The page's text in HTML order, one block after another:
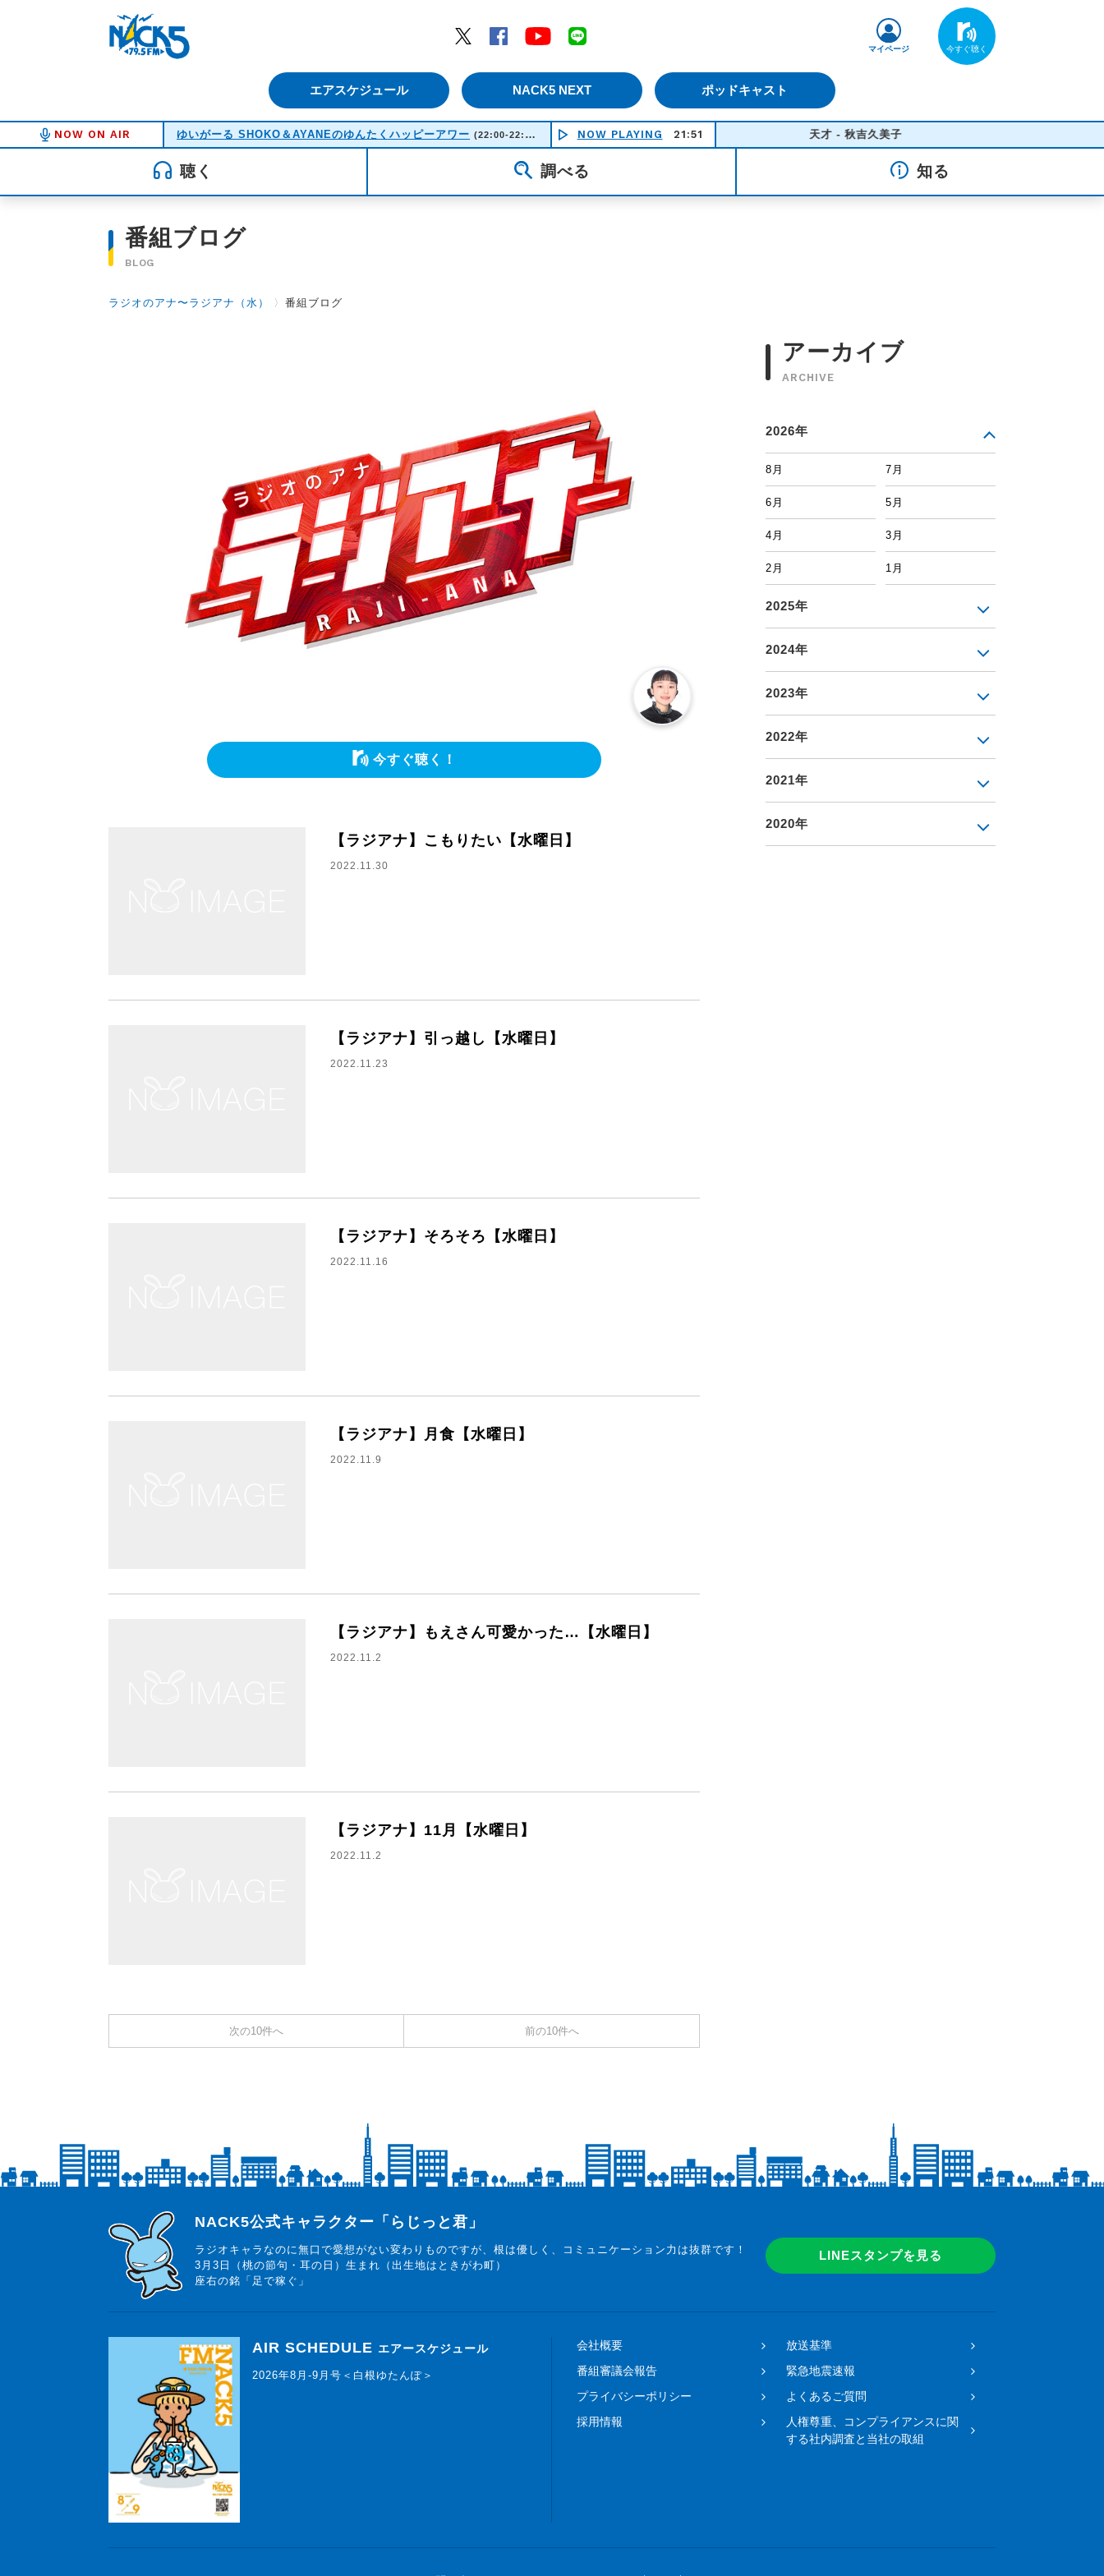
Twitter
Facebook YouTube
エアスケジュール NACK5 NEXT ポッドキャスト
マイページ
NOW ON AIR ゆいがーる SHOKO＆AYANEのゆんたくハッピーアワー (22:00-22:30) NOW PLAYING 21:51 天才 - 秋吉久美子
聴く 調べる 知る
番組ブログ
BLOG
ラジオのアナ〜ラジアナ（水） 〉 番組ブログ
今すぐ聴く！
【ラジアナ】こもりたい【水曜日】
2022.11.30
【ラジアナ】引っ越し【水曜日】
2022.11.23
【ラジアナ】そろそろ【水曜日】
2022.11.16
【ラジアナ】月食【水曜日】
2022.11.9
【ラジアナ】もえさん可愛かった…【水曜日】
2022.11.2
【ラジアナ】11月【水曜日】
2022.11.2
次の10件へ 前の10件へ
アーカイブ
ARCHIVE
2026年
8月 7月
6月 5月
4月 3月
2月 1月
2025年
2024年
2023年
2022年
2021年
2020年
らじっと君
NACK5公式キャラクター「らじっと君」
ラジオキャラなのに無口で愛想がない変わりものですが、根は優しく、コミュニケーション力は抜群です！
3月3日（桃の節句・耳の日）生まれ（出生地はときがわ町）
座右の銘「足で稼ぐ」
LINEスタンプを見る
AIR SCHEDULE エアースケジュール
2026年8月-9月号＜白根ゆたんぽ＞
会社概要
放送基準
番組審議会報告
緊急地震速報
プライバシーポリシー
よくあるご質問
採用情報
人権尊重、コンプライアンスに関
する社内調査と当社の取組